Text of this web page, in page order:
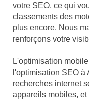
votre SEO, ce qui
classements des
plus encore. Nous
renforçons votre
L'optimisation
l'optimisation SEO
recherches internet
appareils mobiles,